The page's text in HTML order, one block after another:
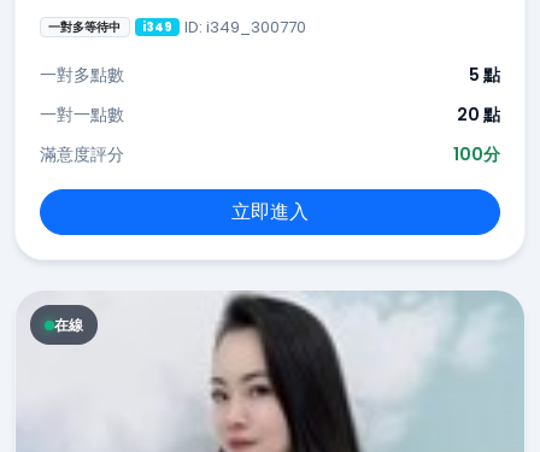
一對多等待中 i349 ID: i349_300770
一對多點數
5 點
一對一點數
20 點
滿意度評分
100分
立即進入
在線